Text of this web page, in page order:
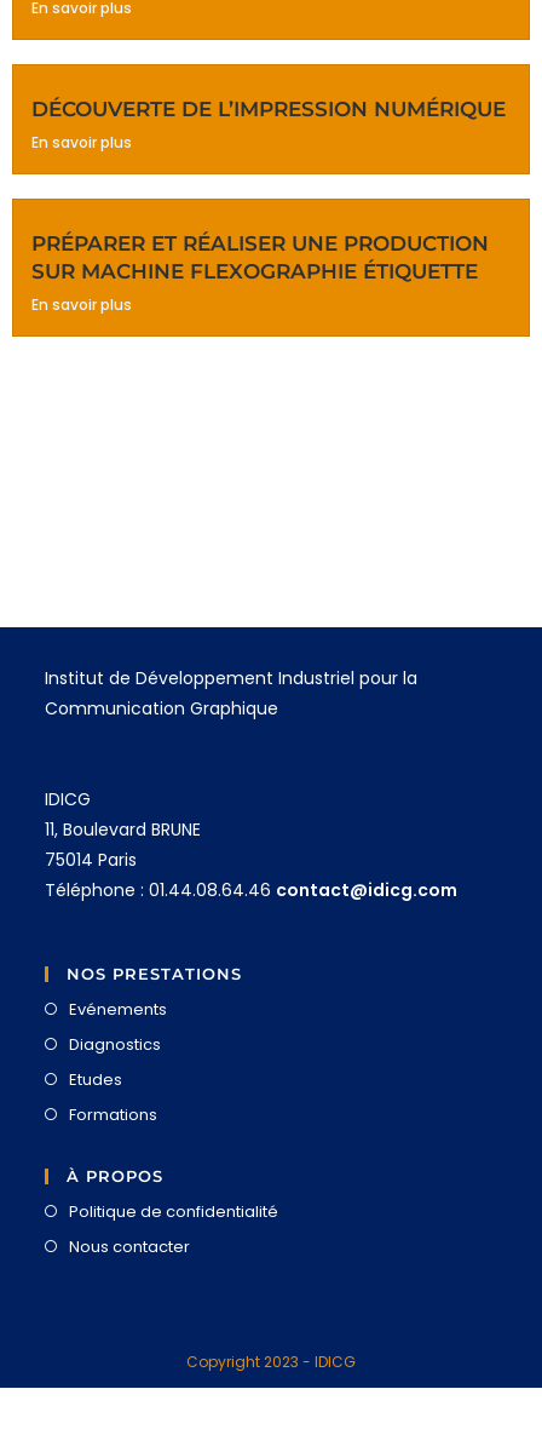
En savoir plus
DÉCOUVERTE DE L’IMPRESSION NUMÉRIQUE
En savoir plus
PRÉPARER ET RÉALISER UNE PRODUCTION
SUR MACHINE FLEXOGRAPHIE ÉTIQUETTE
En savoir plus
Institut de Développement Industriel pour la
Communication Graphique
IDICG
11, Boulevard BRUNE
75014 Paris
Téléphone : 01.44.08.64.46 contact@idicg.com
NOS PRESTATIONS
Evénements
Diagnostics
Etudes
Formations
À PROPOS
Politique de confidentialité
Nous contacter
Copyright 2023 - IDICG